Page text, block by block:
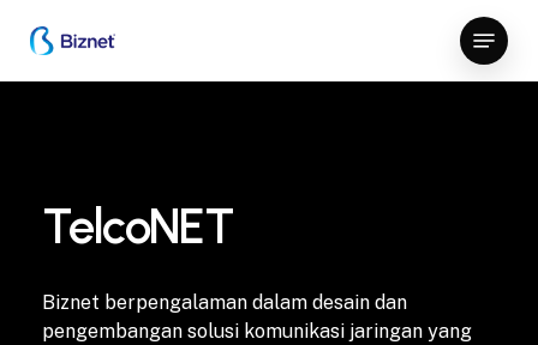
main
Menu
TelcoNET
Biznet berpengalaman dalam desain dan
pengembangan solusi komunikasi jaringan yang